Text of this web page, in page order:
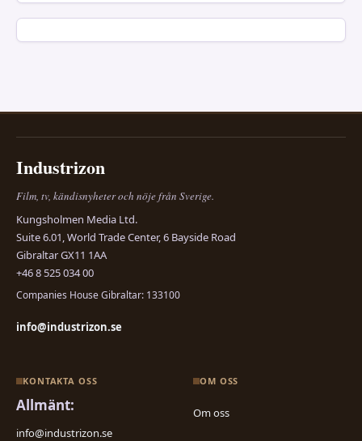
Industrizon
Film, tv, kändisnyheter och nöje från Sverige.
Kungsholmen Media Ltd.
Suite 6.01, World Trade Center, 6 Bayside Road
Gibraltar GX11 1AA
+46 8 525 034 00
Companies House Gibraltar: 133100
info@industrizon.se
KONTAKTA OSS
Allmänt:
info@industrizon.se
OM OSS
Om oss